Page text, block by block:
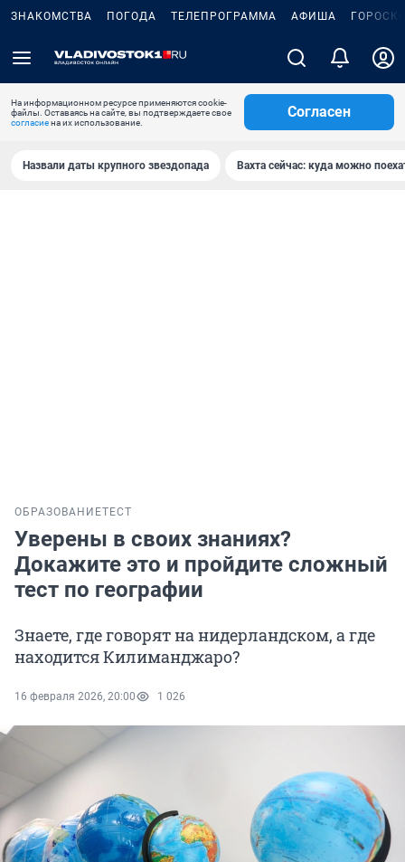
ЗНАКОМСТВА ПОГОДА ТЕЛЕПРОГРАММА АФИША
На информационном ресурсе применяются cookie-
файлы. Оставаясь на сайте, вы подтверждаете свое
согласиена их использование.
Согласен
Назвали даты крупного звездопада Вахта сейчас: куда можно
ОБРАЗОВАНИЕТЕСТ
Уверены в своих знаниях?
Докажите это и пройдите сложный
тест по географии
Знаете, где говорят на нидерландском, а где
находится Килиманджаро?
16 февраля 2026, 20:00 1 026